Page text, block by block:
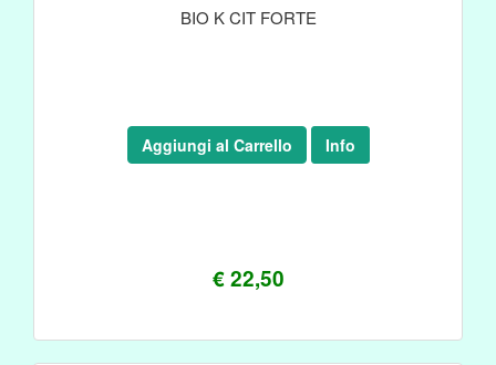
BIO K CIT FORTE
€ 22,50
Aggiungi al Carrello Info